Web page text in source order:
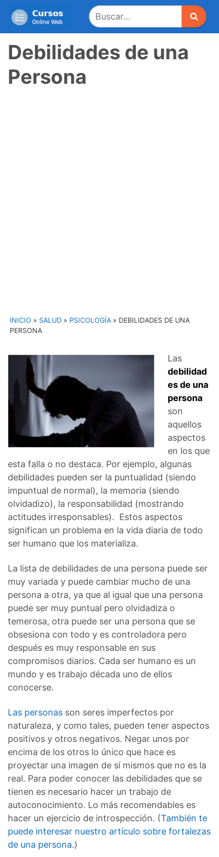
Debilidades de una
Persona
INICIO » SALUD » PSICOLOGÍA » DEBILIDADES DE UNA
PERSONA
Las
debilidad
es de una
persona
son
aquellos
aspectos
en los que
esta falla o no destaca. Por ejemplo, algunas
debilidades pueden ser la puntualidad (siendo
impuntual de normal), la memoria (siendo
olvidadizo), la responsabilidad (mostrando
actitudes irresponsables). Estos aspectos
significan un problema en la vida diaria de todo
ser humano que los materializa.
La lista de debilidades de una persona puede ser
muy variada y puede cambiar mucho de una
persona a otra, ya que al igual que una persona
puede ser muy puntual pero olvidadiza o
temerosa, otra puede ser una persona que se
obsesiona con todo y es controladora pero
después es muy responsable en sus
compromisos diarios. Cada ser humano es un
mundo y es trabajo década uno de ellos
conocerse.
Las personas son seres imperfectos por
naturaleza, y como tales, pueden tener aspectos
positivos y otros negativos. Negar unos por
encima de los otros lo único que hace es
proyectar una imagen de sí mismos que no es la
real. Para poder conocer las debilidades que se
tienen es necesario hacer un trabajo de
autoconocimiento. Lo más recomendables es
hacer un ejercicio de introspección. (También te
puede interesar nuestro artículo sobre fortalezas
de una persona.)